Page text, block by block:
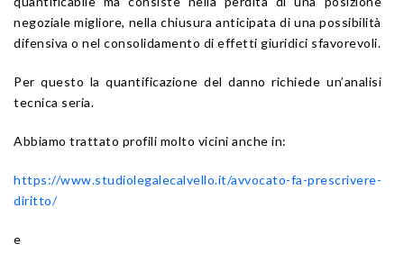
negoziale migliore, nella chiusura anticipata di una possibilità
difensiva o nel consolidamento di effetti giuridici sfavorevoli.
Per questo la quantificazione del danno richiede un’analisi
tecnica seria.
Abbiamo trattato profili molto vicini anche in:
https://www.studiolegalecalvello.it/avvocato-fa-prescrivere-
diritto/
e